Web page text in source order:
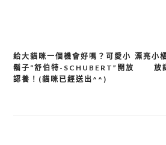
文
章
漂亮小
放
給大貓咪一個機會好嗎？可愛小
鬍子“舒伯特-SCHUBERT”開放
認養！(貓咪已經送出^^)